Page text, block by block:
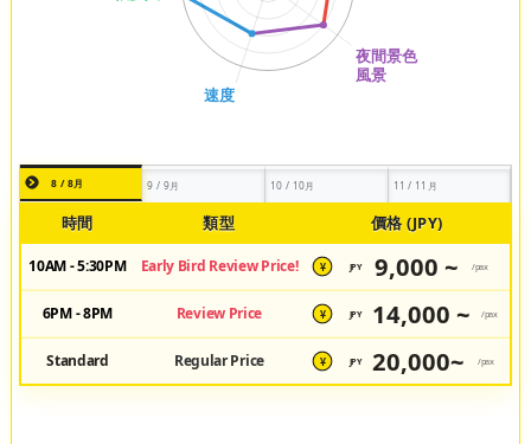
8 / 8月 9 / 9月 10 / 10月 11 / 11月
時間 類型 價格 (JPY)
10AM - 5:30PM Early Bird Review Price! ¥ JPY 9,000 ~ /pax
6PM - 8PM Review Price ¥ JPY 14,000 ~ /pax
Standard Regular Price ¥ JPY 20,000~ /pax